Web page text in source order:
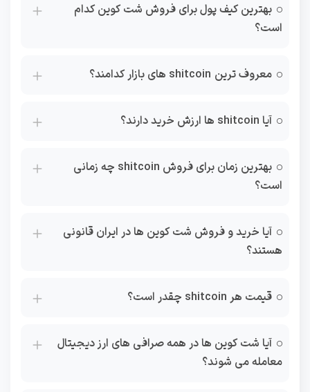
بهترین کیف پول برای فروش شت کوین کدام
است؟
معروف ترین shitcoin های بازار کدامند؟
آیا shitcoin ها ارزش خرید دارند؟
بهترین زمان برای فروش shitcoin چه زمانی
است؟
آیا خرید و فروش شت کوین ها در ایران قانونی
هستند؟
قیمت هر shitcoin چقدر است؟
آیا شت کوین ها در همه صرافی های ارز دیجیتال
معامله می شوند؟